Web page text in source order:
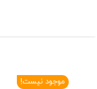
موجود نیست!